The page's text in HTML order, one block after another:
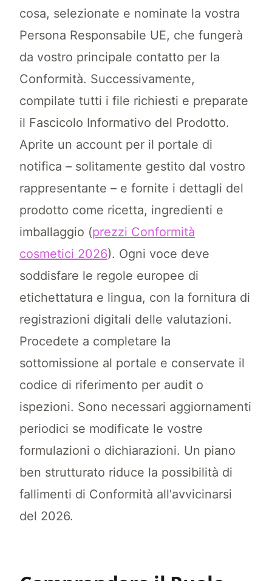
cosa, selezionate e nominate la vostra
Persona Responsabile UE, che fungerà
da vostro principale contatto per la
Conformità. Successivamente,
compilate tutti i file richiesti e preparate
il Fascicolo Informativo del Prodotto.
Aprite un account per il portale di
notifica – solitamente gestito dal vostro
rappresentante – e fornite i dettagli del
prodotto come ricetta, ingredienti e
imballaggio (prezzi Conformità
cosmetici 2026). Ogni voce deve
soddisfare le regole europee di
etichettatura e lingua, con la fornitura di
registrazioni digitali delle valutazioni.
Procedete a completare la
sottomissione al portale e conservate il
codice di riferimento per audit o
ispezioni. Sono necessari aggiornamenti
periodici se modificate le vostre
formulazioni o dichiarazioni. Un piano
ben strutturato riduce la possibilità di
fallimenti di Conformità all'avvicinarsi
del 2026.